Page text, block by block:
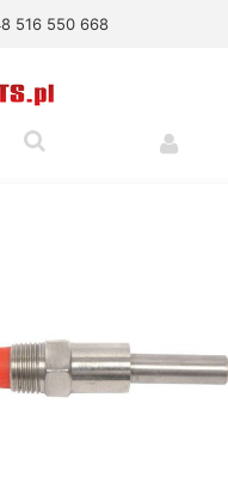
516 550 668